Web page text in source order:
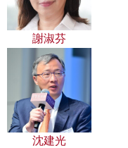
謝淑芬
沈建光